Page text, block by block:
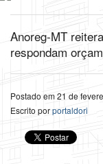
Anoreg-MT
respondam
Postado em 21 de
Escrito porportaldori